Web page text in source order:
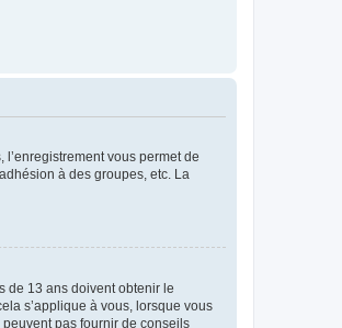
vous permet de
à des groupes, etc. La
de 13 ans doivent obtenir le
s’applique à vous, lorsque vous
pas fournir de conseils